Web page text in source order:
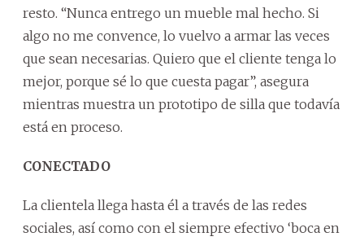
resto. “Nunca entrego un mueble mal hecho. Si
algo no me convence, lo vuelvo a armar las veces
que sean necesarias. Quiero que el cliente tenga lo
mejor, porque sé lo que cuesta pagar”, asegura
mientras muestra un prototipo de silla que todavía
está en proceso.
CONECTADO
La clientela llega hasta él a través de las redes
sociales, así como con el siempre efectivo ‘boca en